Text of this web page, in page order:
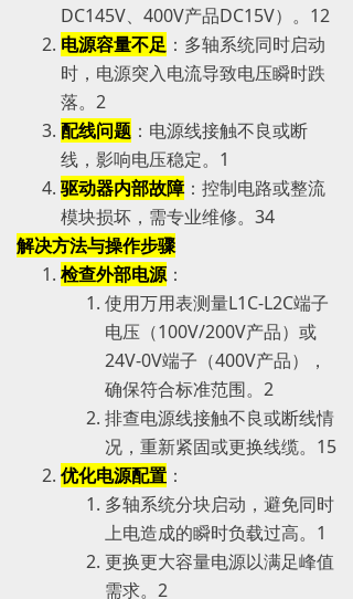
DC145V、400V产品DC15V）。‌‌1‌‌2
电源容量不足 ：多轴系统同时启动
时，电源突入电流导致电压瞬时跌
落。‌‌2
配线问题 ：电源线接触不良或断
线，影响电压稳定。‌‌1
驱动器内部故障：控制电路或整流
模块损坏，需专业维修。‌‌3‌‌4
解决方法与操作步骤
检查外部电源：
使用万用表测量L1C-L2C端子
电压（100V/200V产品）或
24V-0V端子（400V产品），
确保符合标准范围。‌‌2
排查电源线接触不良或断线情
况，重新紧固或更换线缆。‌‌1‌‌5
优化电源配置 ：
多轴系统分块启动，避免同时
上电造成的瞬时负载过高。‌‌1
更换更大容量电源以满足峰值
需求。‌‌2